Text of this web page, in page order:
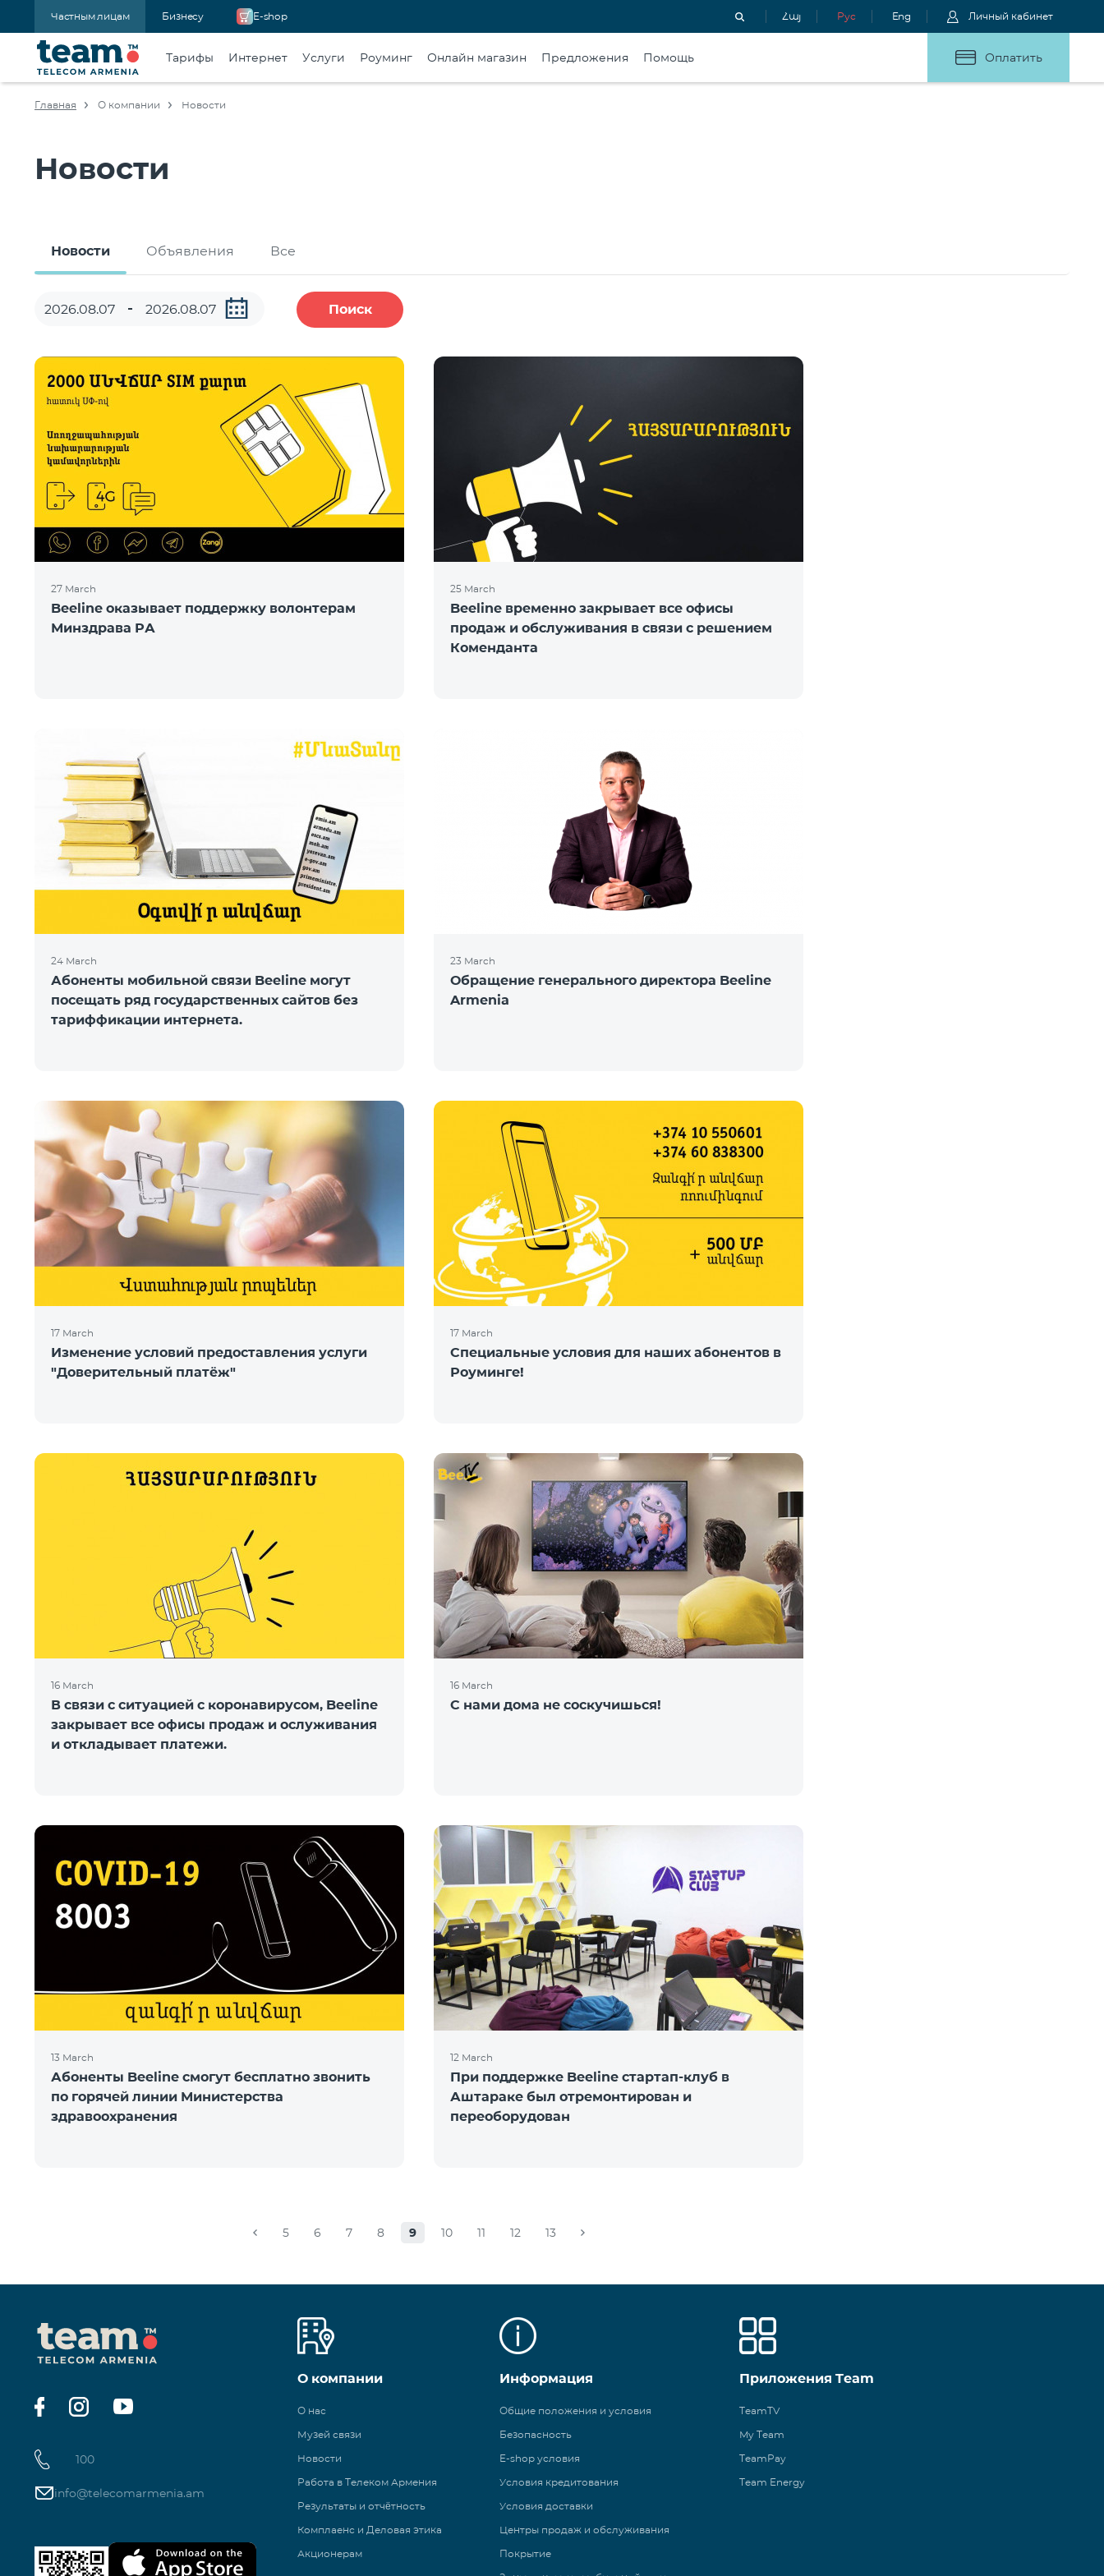
Частным лицам Бизнесу E-shop Հայ Рус Eng Личный кабинет
Тарифы Интернет Услуги Роуминг Онлайн магазин Предложения Помощь Оплатить
Главная О компании Новости
Новости
Новости Объявления Все
Поиск
27 March
Beeline оказывает поддержку волонтерам
Минздрава РА
25 March
Beeline временно закрывает все офисы
продаж и обслуживания в связи с решением
Коменданта
24 March
Абоненты мобильной связи Beeline могут
посещать ряд государственных сайтов без
тариффикации интернета.
23 March
Обращение генерального директора Beeline
Armenia
17 March
Изменение условий предоставления услуги
"Доверительный платёж"
17 March
Специальные условия для наших абонентов в
Роуминге!
16 March
В связи с ситуацией с коронавирусом, Beeline
закрывает все офисы продаж и ослуживания
и откладывает платежи.
16 March
С нами дома не соскучишься!
13 March
Абоненты Beeline смогут бесплатно звонить
по горячей линии Министерства
здравоохранения
12 March
При поддержке Beeline стартап-клуб в
Аштараке был отремонтирован и
переоборудован
5 6 7 8 9 10 11 12 13
100
info@telecomarmenia.am
О компании
О нас
Музей связи
Новости
Работа в Телеком Армения
Результаты и отчётность
Комплаенс и Деловая этика
Акционерам
Информация
Общие положения и условия
Безопасность
E-shop условия
Условия кредитования
Условия доставки
Центры продаж и обслуживания
Покрытие
Приложения Team
TeamTV
My Team
TeamPay
Team Energy